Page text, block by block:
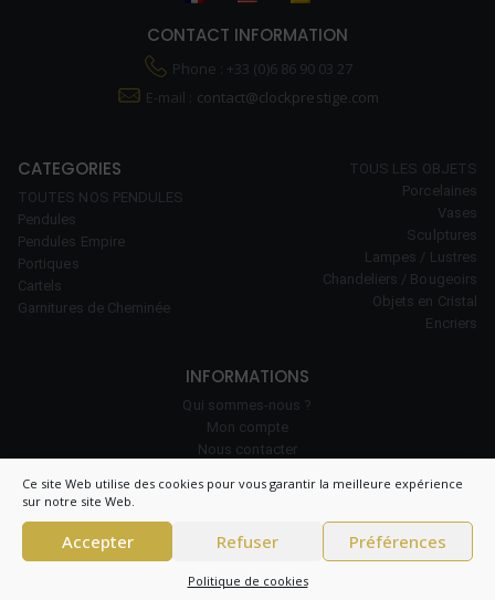
Ce site Web utilise des cookies pour vous garantir la meilleure expérience
sur notre site Web.
Accepter Refuser Préférences
Politique de cookies
CONTACT INFORMATION
Phone : +33 (0)6 86 90 03 27
E-mail : contact@clockprestige.com
CATEGORIES
TOUTES NOS PENDULES
Pendules
Pendules Empire
Portiques
Cartels
Garnitures de Cheminée
TOUS LES OBJETS
Porcelaines
Vases
Sculptures
Lampes / Lustres
Chandeliers / Bougeoirs
Objets en Cristal
Encriers
INFORMATIONS
Qui sommes-nous ?
Mon compte
Nous contacter
Politique de cookies (UE)
générales